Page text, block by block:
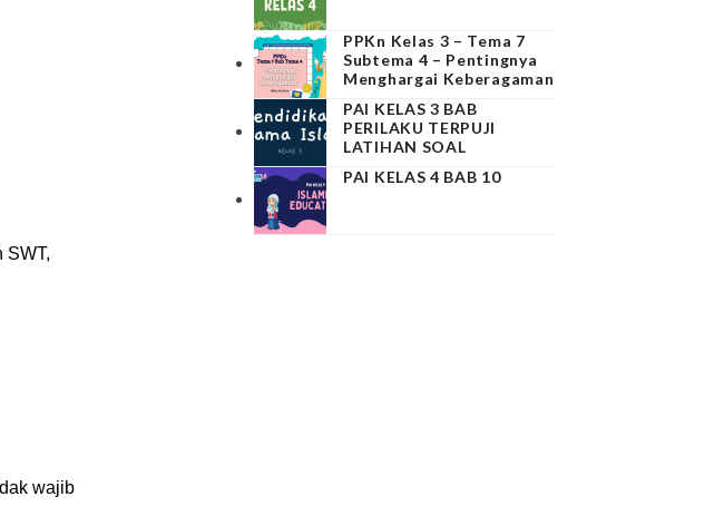
PPKn Kelas 3 – Tema 7
Subtema 4 – Pentingnya
Menghargai Keberagaman
PAI KELAS 3 BAB
PERILAKU TERPUJI
LATIHAN SOAL
PAI KELAS 4 BAB 10